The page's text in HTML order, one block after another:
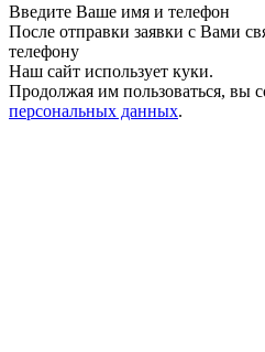
Введите Ваше имя и телефон
После отправки заявки с Вами
телефону
Наш сайт использует куки.
Продолжая им пользоваться, вы
персональных данных.